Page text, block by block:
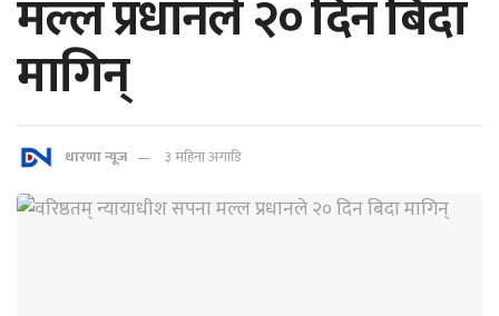
मल्ल प्रधानले २० दिन बिदा
मागिन्
धारणा न्यूज ३ महिना अगाडि